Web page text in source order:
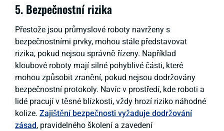
5. Bezpečnostní rizika
Přestože jsou průmyslové roboty navrženy s
bezpečnostními prvky, mohou stále představovat
rizika, pokud nejsou správně řízeny. Například
kloubové roboty mají silné pohyblivé části, které
mohou způsobit zranění, pokud nejsou dodržovány
bezpečnostní protokoly. Navíc v prostředí, kde roboti a
lidé pracují v těsné blízkosti, vždy hrozí riziko náhodné
kolize. Zajištění bezpečnosti vyžaduje dodržování
zásad, pravidelného školení a zavedení